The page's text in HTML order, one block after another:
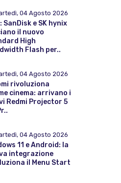
04 Agosto 2026
SanDisk e SK hynix
il nuovo
High
Flash per..
04 Agosto 2026
rivoluziona
cinema: arrivano i
Redmi Projector 5
04 Agosto 2026
11 e Android: la
integrazione
il Menu Start